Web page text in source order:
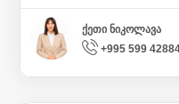
ქეთი ნიკოლავა
+995 599